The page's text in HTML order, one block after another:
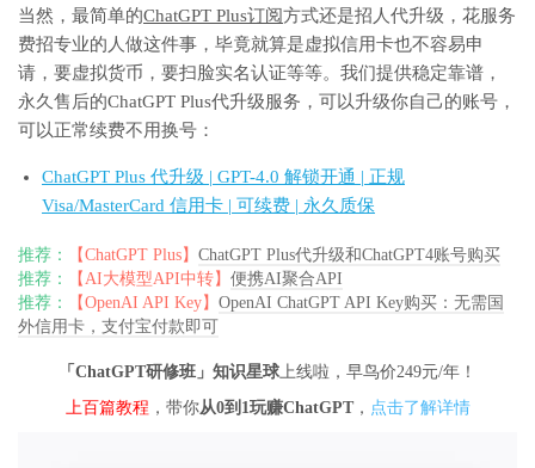
当然，最简单的ChatGPT Plus订阅方式还是招人代升级，花服务
费招专业的人做这件事，毕竟就算是虚拟信用卡也不容易申
请，要虚拟货币，要扫脸实名认证等等。我们提供稳定靠谱，
永久售后的ChatGPT Plus代升级服务，可以升级你自己的账号，
可以正常续费不用换号：
ChatGPT Plus 代升级 | GPT-4.0 解锁开通 | 正规
Visa/MasterCard 信用卡 | 可续费 | 永久质保
推荐： 【ChatGPT Plus】 ChatGPT Plus代升级和ChatGPT4账号购买
推荐：
【AI大模型API中转】 便携AI聚合API
推荐：
【OpenAI API Key】 OpenAI ChatGPT API Key购买：无需国
外信用卡，支付宝付款即可
「ChatGPT研修班」知识星球 上线啦，早鸟价249元/年！
上百篇教程 ，带你从0到1玩赚ChatGPT， 点击了解详情